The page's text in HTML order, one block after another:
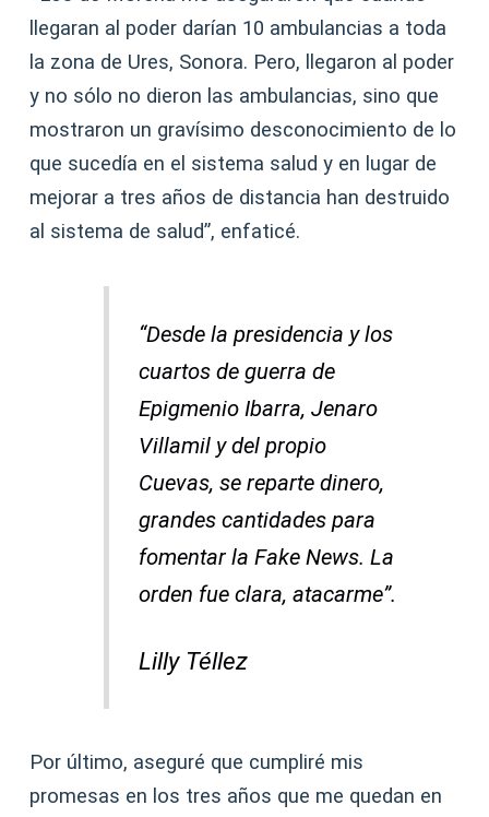
llegaran al poder darían 10 ambulancias a toda
la zona de Ures, Sonora. Pero, llegaron al poder
y no sólo no dieron las ambulancias, sino que
mostraron un gravísimo desconocimiento de lo
que sucedía en el sistema salud y en lugar de
mejorar a tres años de distancia han destruido
al sistema de salud”, enfaticé.
“Desde la presidencia y los
cuartos de guerra de
Epigmenio Ibarra, Jenaro
Villamil y del propio
Cuevas, se reparte dinero,
grandes cantidades para
fomentar la Fake News. La
orden fue clara, atacarme”.
Lilly Téllez
Por último, aseguré que cumpliré mis
promesas en los tres años que me quedan en